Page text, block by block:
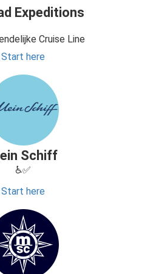
Expeditions
Cruise Line
Start here
Schiff
♿✅
Start here